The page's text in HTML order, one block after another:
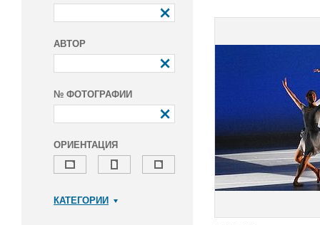
АВТОР
№ ФОТОГРАФИИ
ОРИЕНТАЦИЯ
КАТЕГОРИИ